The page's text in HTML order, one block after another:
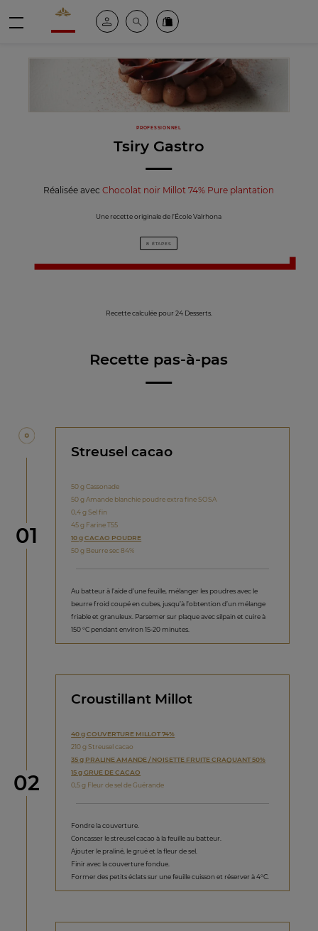
Valrhona - Imaginons le meilleur du chocolat
Espace clientRechercheCommandez en ligne
PROFESSIONNEL
Tsiry Gastro
Réalisée avecChocolat noir Millot 74% Pure plantation
Une recette originale de l’École Valrhona
8 ÉTAPES
Recette calculée pour 24 Desserts.
Recette pas-à-pas
étape
01
Streusel cacao
50 g Cassonade
50 g Amande blanchie poudre extra fine SOSA
0,4 g Sel fin
45 g Farine T55
10 g CACAO POUDRE
50 g Beurre sec 84%
Au batteur à l’aide d’une feuille, mélanger les poudres avec le
beurre froid coupé en cubes, jusqu’à l’obtention d’un mélange
friable et granuleux. Parsemer sur plaque avec silpain et cuire à
150 °C pendant environ 15-20 minutes.
étape
02
Croustillant Millot
40 g COUVERTURE MILLOT 74%
210 g Streusel cacao
35 g PRALINE AMANDE / NOISETTE FRUITE CRAQUANT 50%
15 g GRUE DE CACAO
0,5 g Fleur de sel de Guérande
Fondre la couverture.
Concasser le streusel cacao à la feuille au batteur.
Ajouter le praliné, le grué et la fleur de sel.
Finir avec la couverture fondue.
Former des petits éclats sur une feuille cuisson et réserver à 4°C.